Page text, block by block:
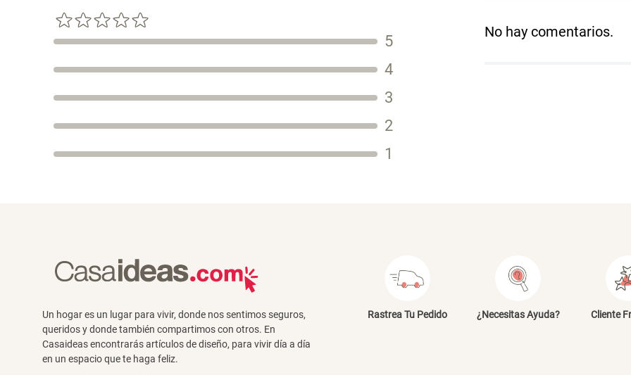
5
4
3
2
1
No hay comentarios.
Un hogar es un lugar para vivir, donde nos sentimos seguros,
queridos y donde también compartimos con otros. En
Casaideas encontrarás artículos de diseño, para vivir día a día
en un espacio que te haga feliz.
Rastrea Tu Pedido ¿Necesitas Ayuda? Cliente